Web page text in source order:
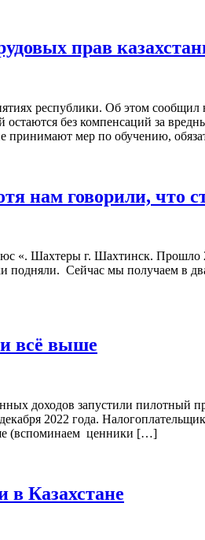
прав
республики. Об этом
без компенсаций за
принимают мер по обучению,
нам говорили, что
Шахтеры г. Шахтинск. Прошло 27
подняли. Сейчас мы получаем
всё выше
доходов запустили
2022 года.
(вспоминаем ценники […]
в Казахстане